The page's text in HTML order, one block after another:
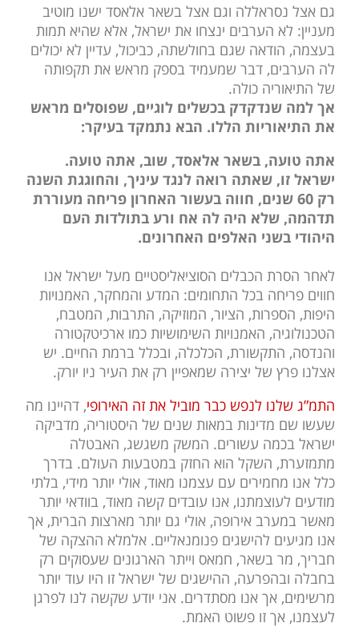
גם אצל נסראללה וגם אצל בשאר אלאסד ישנו מוטיב
מעניין: לא הערבים ינצחו את ישראל, אלא שהיא תמות
בעצמה, הודאה שגם בחולשתה, כביכול, עדיין לא יכולים
לה הערבים, דבר שמעמיד בספק מראש את תקפותה
של התיאוריה כולה.
אך למה שנדקדק בכשלים לוגיים, שפוסלים מראש
את התיאוריות הללו. הבא נתמקד בעיקר:
אתה טועה, בשאר אלאסד, שוב, אתה טועה.
ישראל זו, שאתה רואה לנגד עיניך, והחוגגת השנה
רק 60 שנים, חווה בעשור האחרון פריחה מעוררת
תדהמה, שלא היה לה אח ורע בתולדות העם
היהודי בשני האלפים האחרונים.
לאחר הסרת הכבלים הסוציאליסטיים מעל ישראל אנו
חווים פריחה בכל התחומים: המדע והמחקר, האמנויות
היפות, הספרות, הציור, המוזיקה, התרבות, המטבח,
הטכנולוגיה, האמנויות השימושיות כמו ארכיטקטורה
והנדסה, התקשורת, הכלכלה, ובכלל ברמת החיים. יש
אצלנו פרץ של יצירה שמאפיין רק את העיר ניו יורק.
התמ”ג שלנו לנפש כבר מוביל את זה האירופי, דהיינו מה
שעשו שם מדינות במאות שנים של היסטוריה, מדביקה
ישראל בכמה עשורים. המשק משגשג, האבטלה
מתמזערת, השקל הוא החזק במטבעות העולם. בדרך
כלל אנו מחמירים עם עצמנו מאוד, אולי יותר מידי, בלתי
מודעים לעוצמתנו, אנו עובדים קשה מאוד, בוודאי יותר
מאשר במערב אירופה, אולי גם יותר מארצות הברית, אך
אנו מגיעים להישגים פנומנאליים. אלמלא ההצקה של
חבריך, מר בשאר, חמאס וייתר הארגונים שעסוקים רק
בחבלה ובהפרעה, ההישגים של ישראל זו היו עוד יותר
מרשימים, אך אנו מסתדרים. אני יודע שקשה לנו לפרגן
לעצמנו, אך זו פשוט האמת.